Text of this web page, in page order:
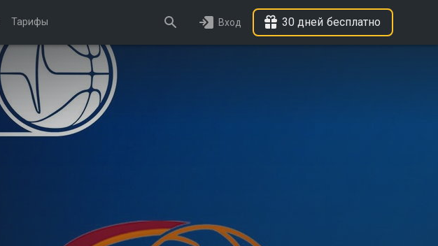
Тарифы Вход 30 дней бесплатно